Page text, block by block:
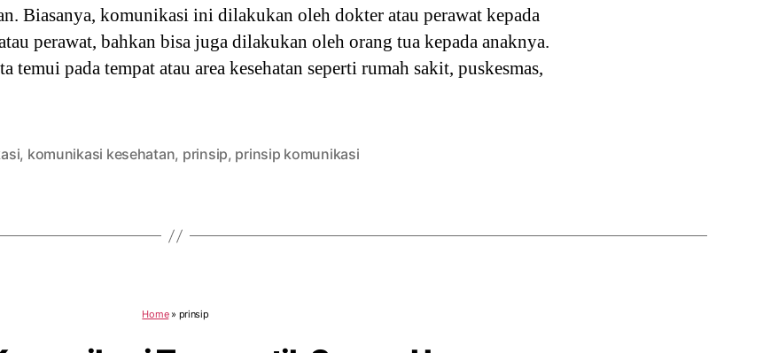
Biasanya, komunikasi ini dilakukan oleh dokter atau perawat kepada
perawat, bahkan bisa juga dilakukan oleh orang tua kepada anaknya.
pada tempat atau area kesehatan seperti rumah sakit, puskesmas,
, komunikasi kesehatan, prinsip, prinsip komunikasi
Home» prinsip